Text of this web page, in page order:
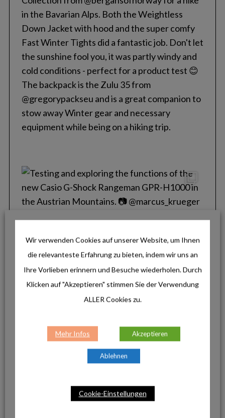
a
r
c
o
r
:
Wir verwenden Cookies auf unserer Website, um Ihnen
die relevanteste Erfahrung zu bieten, indem wir uns an
Ihre Vorlieben erinnern und Besuche wiederholen. Durch
Klicken auf "Akzeptieren" stimmen Sie der Verwendung
ALLER Cookies zu.
Mehr Infos Akzeptieren
Ablehnen
Cookie-Einstellungen